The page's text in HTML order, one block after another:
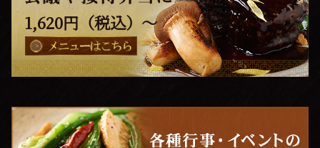
1,620円（税込）～